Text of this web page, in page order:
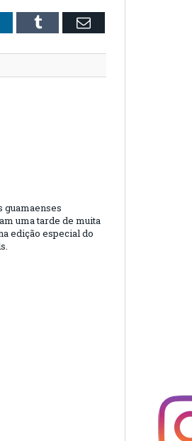
Tumblr Email
guamaenses
uma tarde de muita
edição especial do